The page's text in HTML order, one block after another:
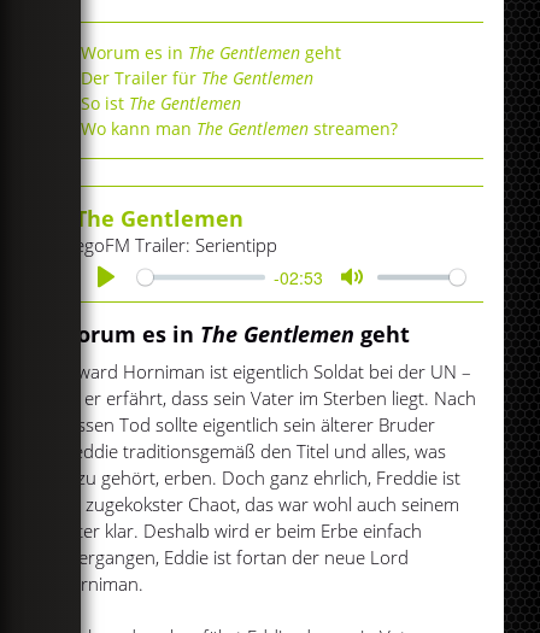
Worum es in The Gentlemengeht
Der Trailer für The Gentlemen
So ist The Gentlemen
Wo kann man The Gentlemen streamen?
The Gentlemen
egoFM Trailer: Serientipp
Play
-02:53
Mute
Worum es in The Gentlemengeht
Edward Horniman ist eigentlich Soldat bei der UN –
bis er erfährt, dass sein Vater im Sterben liegt. Nach
dessen Tod sollte eigentlich sein älterer Bruder
Freddie traditionsgemäß den Titel und alles, was
dazu gehört, erben. Doch ganz ehrlich, Freddie ist
ein zugekokster Chaot, das war wohl auch seinem
Vater klar. Deshalb wird er beim Erbe einfach
übergangen, Eddie ist fortan der neue Lord
Horniman.